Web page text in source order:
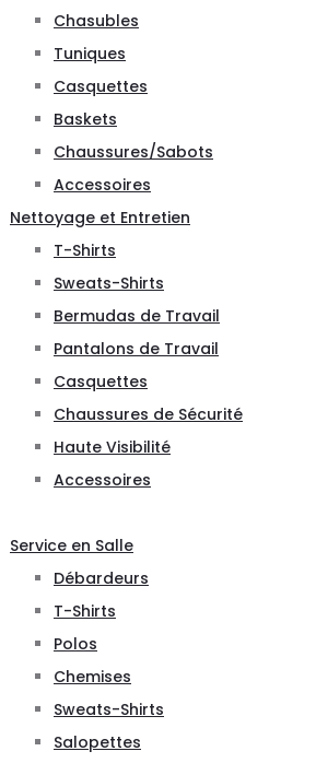
Chasubles
Tuniques
Casquettes
Baskets
Chaussures/Sabots
Accessoires
Nettoyage et Entretien
T-Shirts
Sweats-Shirts
Bermudas de Travail
Pantalons de Travail
Casquettes
Chaussures de Sécurité
Haute Visibilité
Accessoires
Service en Salle
Débardeurs
T-Shirts
Polos
Chemises
Sweats-Shirts
Salopettes